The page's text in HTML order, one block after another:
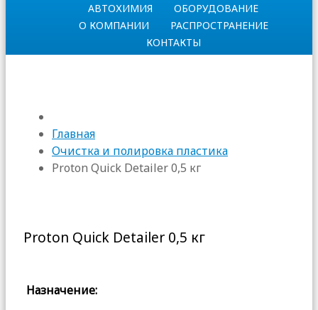
АВТОХИМИЯ
ОБОРУДОВАНИЕ
О КОМПАНИИ
РАСПРОСТРАНЕНИЕ
КОНТАКТЫ
Главная
Очистка и полировка пластика
Proton Quick Detailer 0,5 кг
Proton Quick Detailer 0,5 кг
Назначение: